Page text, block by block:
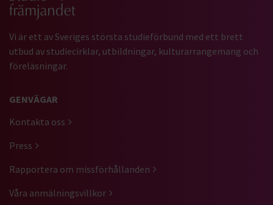
Vi är ett av Sveriges största studieförbund med ett brett
utbud av studiecirklar, utbildningar, kulturarrangemang och
föreläsningar.
GENVÄGAR
Kontakta oss
Press
Rapportera om missförhållanden
Våra anmälningsvillkor